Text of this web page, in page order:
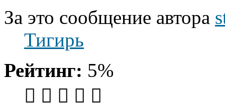
За это сообщение автора
Тигирь
Рейтинг: 5%